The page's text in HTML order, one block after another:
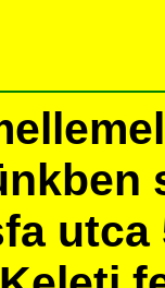
utca